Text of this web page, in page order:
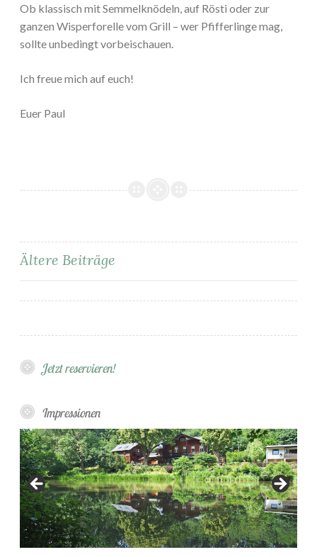
Ob klassisch mit Semmelknödeln, auf Rösti oder zur
ganzen Wisperforelle vom Grill – wer Pfifferlinge mag,
sollte unbedingt vorbeischauen.
Ich freue mich auf euch!
Euer Paul
Beitragsnavigation
Ältere Beiträge
Jetzt reservieren!
Impressionen